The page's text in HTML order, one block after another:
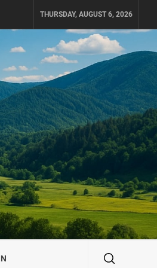
THURSDAY, AUGUST 6, 2026